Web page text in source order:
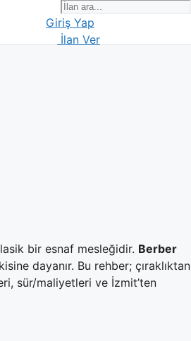
Giriş Yap
İlan Ver
bir esnaf mesleğidir. Berber
dayanır. Bu rehber; çıraklıktan
sür/maliyetleri ve İzmit’ten